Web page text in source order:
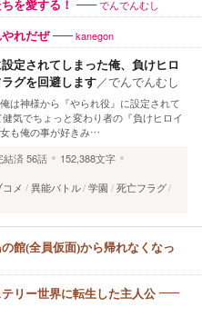
を愛する！ でんでんむし
れだぜ kanegon
定されてしまった俺、負けヒロ
グを回避します／でんでんむし
は神様から『やられ役』に設定されて
気でちょっと変わり者の『負けヒロイ
も俺の事が好きみ…
結済56話
152,388文字
メ 異能バトル 学園
死亡フラグ
館(全員仮面)から帰れなくなっ
リー世界に転生した主人公